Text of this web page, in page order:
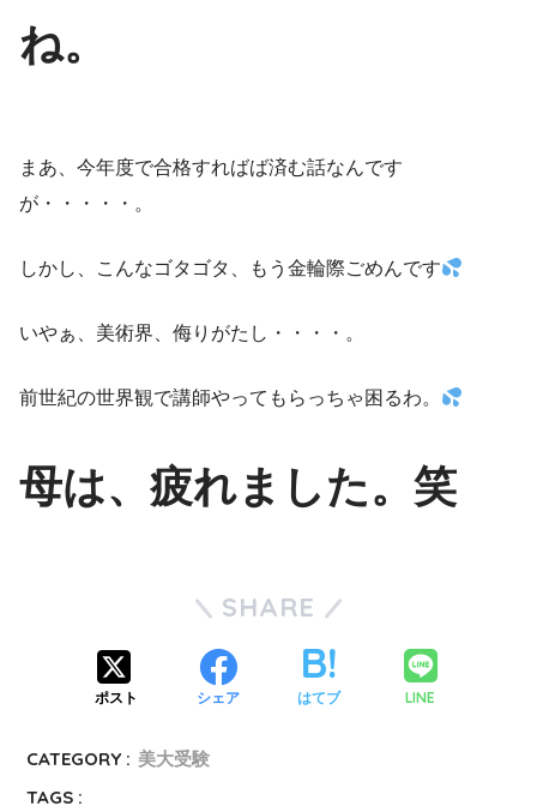
ね。
まあ、今年度で合格すればば済む話なんです
が・・・・・。
しかし、こんなゴタゴタ、もう金輪際ごめんです
いやぁ、美術界、侮りがたし・・・・。
前世紀の世界観で講師やってもらっちゃ困るわ。
母は、疲れました。笑
SHARE
ポスト シェア はてブ LINE
CATEGORY : 美大受験
TAGS :